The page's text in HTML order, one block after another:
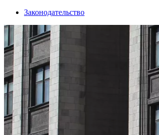
Законодательство